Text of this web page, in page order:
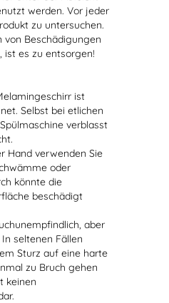
werden. Vor jeder
zu untersuchen.
von Beschädigungen
ist es zu entsorgen!
ist
Selbst bei etlichen
verblasst
Hand verwenden Sie
oder
könnte die
beschädigt
aber
seltenen Fällen
Sturz auf eine harte
zu Bruch gehen
keinen